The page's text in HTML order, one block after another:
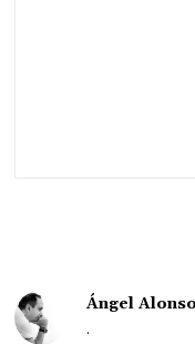
Ángel Alonso
.